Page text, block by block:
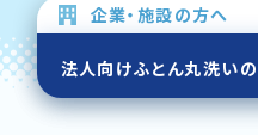
企業・施設の方へ
法人向けふとん丸洗いの